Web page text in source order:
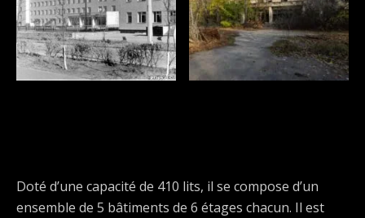
Doté d’une capacité de 410 lits, il se compose d’un
ensemble de 5 bâtiments de 6 étages chacun. Il est